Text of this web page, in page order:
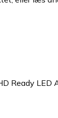
Ready LED